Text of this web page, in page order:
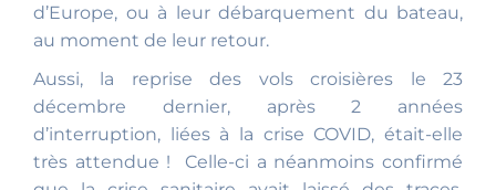
d’Europe, ou à leur débarquement du bateau,
au moment de leur retour.
Aussi, la reprise des vols croisières le 23
décembre dernier, après 2 années
d’interruption, liées à la crise COVID, était-elle
très attendue ! Celle-ci a néanmoins confirmé